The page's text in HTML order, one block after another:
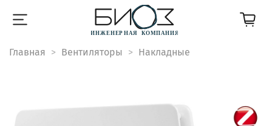
Главная Вентиляторы Накладные